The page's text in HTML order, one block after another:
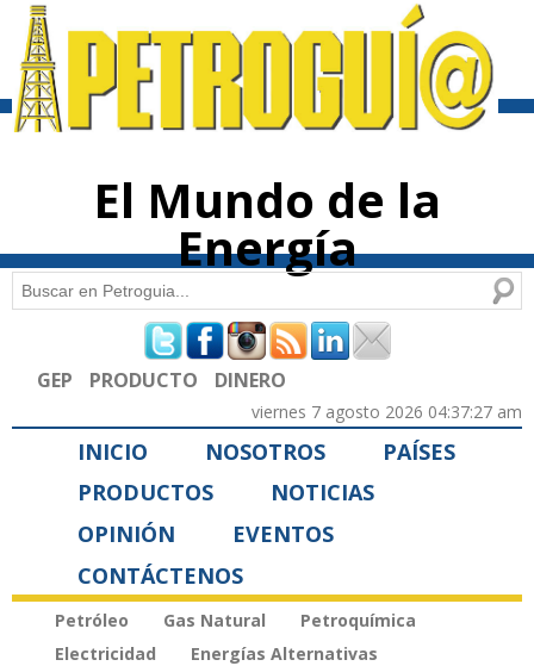
contenido
El Mundo de la
Energía
Formulario de búsqueda
Buscar
GEP PRODUCTO DINERO
viernes 7 agosto 2026 04:37:27 am
INICIO NOSOTROS
PAÍSES
PRODUCTOS
NOTICIAS
OPINIÓN
EVENTOS
CONTÁCTENOS
Petróleo Gas Natural
Petroquímica
Electricidad
Energías Alternativas